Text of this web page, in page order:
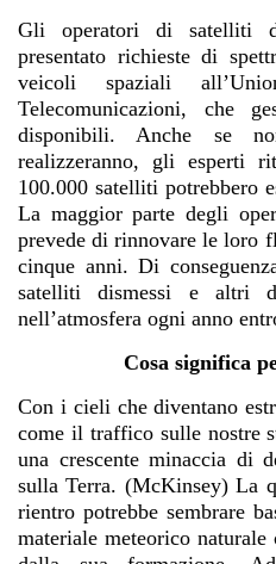
Gli operatori di satelliti
presentato richieste di
veicoli spaziali
Telecomunicazioni, che
disponibili. Anche se
realizzeranno, gli esperti
100.000 satelliti potrebbero
La maggior parte degli
prevede di rinnovare le loro
cinque anni. Di
satelliti dismessi e altri
nell’atmosfera ogni anno
Cosa significa
Con i cieli che diventano
come il traffico sulle nostre
una crescente minaccia di
sulla Terra. (McKinsey) La
rientro potrebbe sembrare
materiale meteorico